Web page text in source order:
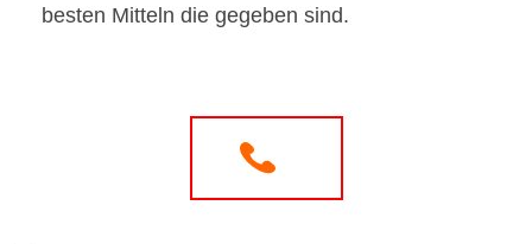
besten Mitteln die gegeben sind.